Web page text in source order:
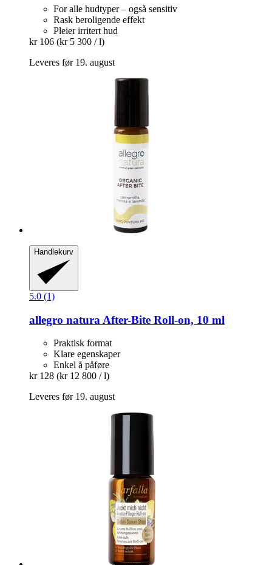
For alle hudtyper – også sensitiv
Rask beroligende effekt
Pleier irritert hud
kr 106 (kr 5 300 / l)
Leveres før 19. august
Handlekurv
5.0 (1)
allegro natura After-​Bite Roll-​on, 10 ml
Praktisk format
Klare egenskaper
Enkel å påføre
kr 128 (kr 12 800 / l)
Leveres før 19. august